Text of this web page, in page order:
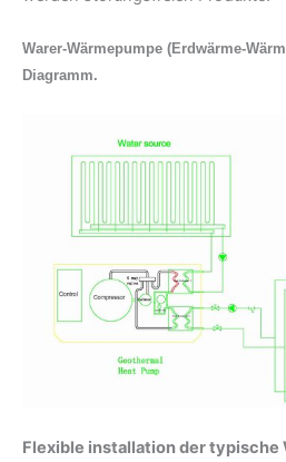
Warer-Wärmepumpe (Erdwärme-
Diagramm.
Flexible installation der typische